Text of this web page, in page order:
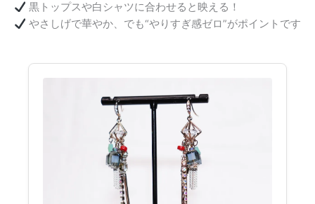
黒トップスや白シャツに合わせると映える！
やさしげで華やか、でも“やりすぎ感ゼロ”がポイントです